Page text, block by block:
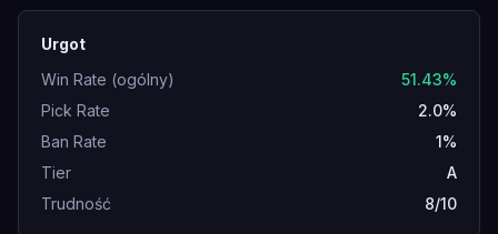
Urgot
Win Rate (ogólny)
51.43%
Pick Rate
2.0%
Ban Rate
1%
Tier
A
Trudność
8/10